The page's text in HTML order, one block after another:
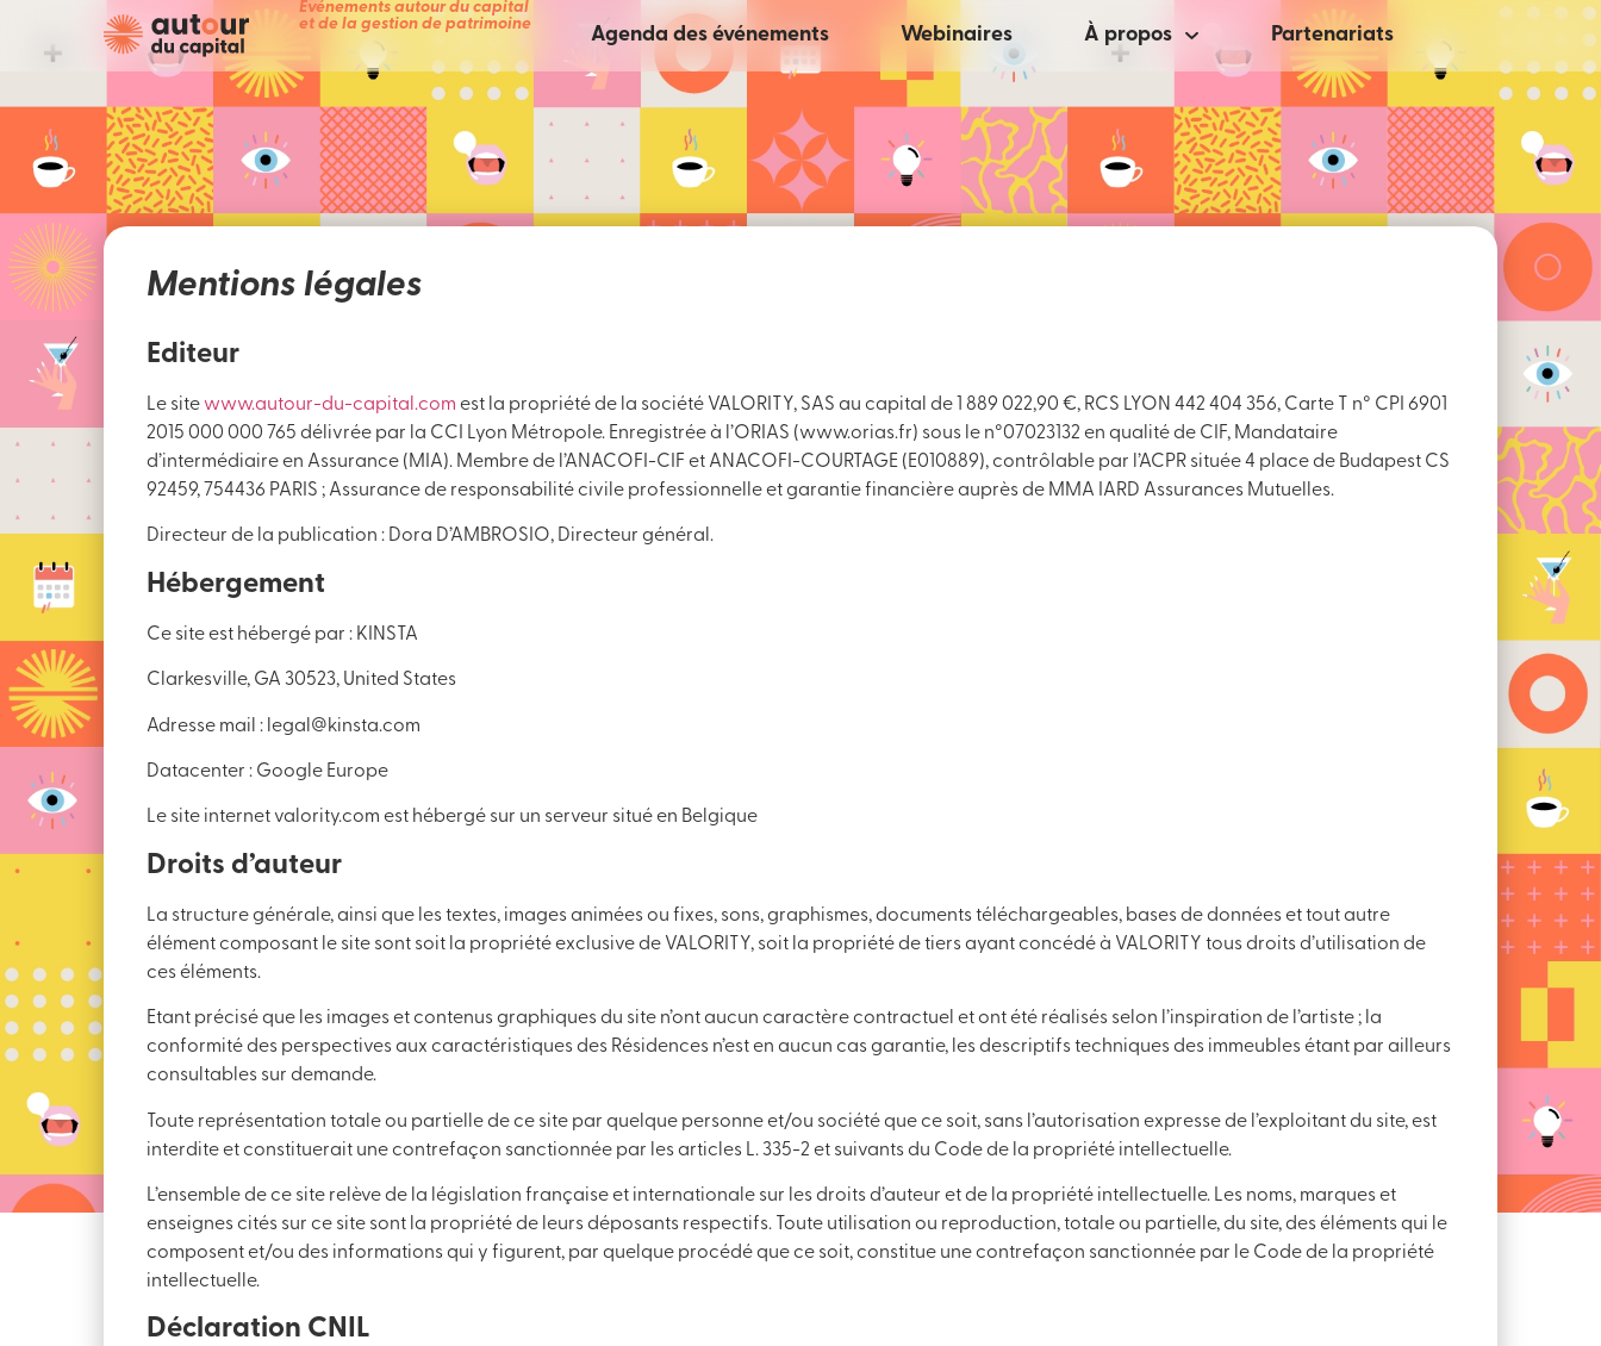
Événements autour du capital
et de la gestion de patrimoine
Agenda des événements Webinaires À propos Partenariats
Mentions légales
Editeur
Le sitewww.autour-du-capital.com est la propriété de la société VALORITY, SAS au capital de 1 889 022,90 €, RCS LYON 442 404 356, Carte T n° CPI 6901
2015 000 000 765 délivrée par la CCI Lyon Métropole. Enregistrée à l’ORIAS (www.orias.fr) sous le n°07023132 en qualité de CIF, Mandataire
d’intermédiaire en Assurance (MIA). Membre de l’ANACOFI-CIF et ANACOFI-COURTAGE (E010889), contrôlable par l’ACPR située 4 place de Budapest CS
92459, 754436 PARIS ; Assurance de responsabilité civile professionnelle et garantie financière auprès de MMA IARD Assurances Mutuelles.
Directeur de la publication : Dora D’AMBROSIO, Directeur général.
Hébergement
Ce site est hébergé par : KINSTA
Clarkesville, GA 30523, United States
Adresse mail : legal@kinsta.com
Datacenter : Google Europe
Le site internet valority.com est hébergé sur un serveur situé en Belgique
Droits d’auteur
La structure générale, ainsi que les textes, images animées ou fixes, sons, graphismes, documents téléchargeables, bases de données et tout autre
élément composant le site sont soit la propriété exclusive de VALORITY, soit la propriété de tiers ayant concédé à VALORITY tous droits d’utilisation de
ces éléments.
Etant précisé que les images et contenus graphiques du site n’ont aucun caractère contractuel et ont été réalisés selon l’inspiration de l’artiste ; la
conformité des perspectives aux caractéristiques des Résidences n’est en aucun cas garantie, les descriptifs techniques des immeubles étant par ailleurs
consultables sur demande.
Toute représentation totale ou partielle de ce site par quelque personne et/ou société que ce soit, sans l’autorisation expresse de l’exploitant du site, est
interdite et constituerait une contrefaçon sanctionnée par les articles L. 335-2 et suivants du Code de la propriété intellectuelle.
L’ensemble de ce site relève de la législation française et internationale sur les droits d’auteur et de la propriété intellectuelle. Les noms, marques et
enseignes cités sur ce site sont la propriété de leurs déposants respectifs. Toute utilisation ou reproduction, totale ou partielle, du site, des éléments qui le
composent et/ou des informations qui y figurent, par quelque procédé que ce soit, constitue une contrefaçon sanctionnée par le Code de la propriété
intellectuelle.
Déclaration CNIL